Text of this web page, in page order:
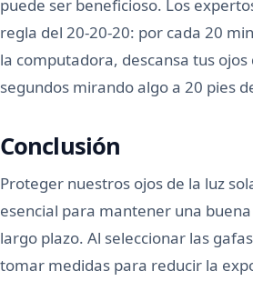
puede ser beneficioso. Los
regla del 20-20-20: por cada 20
la computadora, descansa tus
segundos mirando algo a 20 pies
Conclusión
Proteger nuestros ojos de la luz
esencial para mantener una
largo plazo. Al seleccionar las
tomar medidas para reducir la